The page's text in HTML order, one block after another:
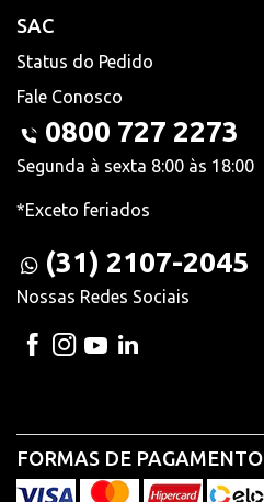
SAC
Status do Pedido
Fale Conosco
0800 727 2273
Segunda à sexta 8:00 às 18:00
*Exceto feriados
(31) 2107-2045
Nossas Redes Sociais
FORMAS DE PAGAMENTO